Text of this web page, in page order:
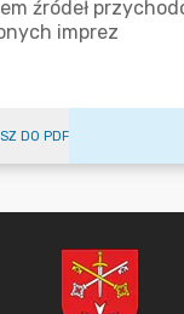
DO PDF